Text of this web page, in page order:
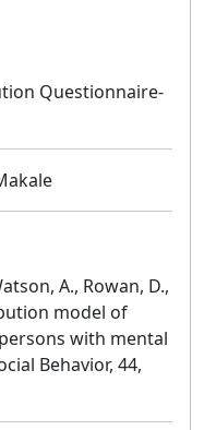
Questionnaire-
A., Rowan, D.,
model of
with mental
Behavior, 44,